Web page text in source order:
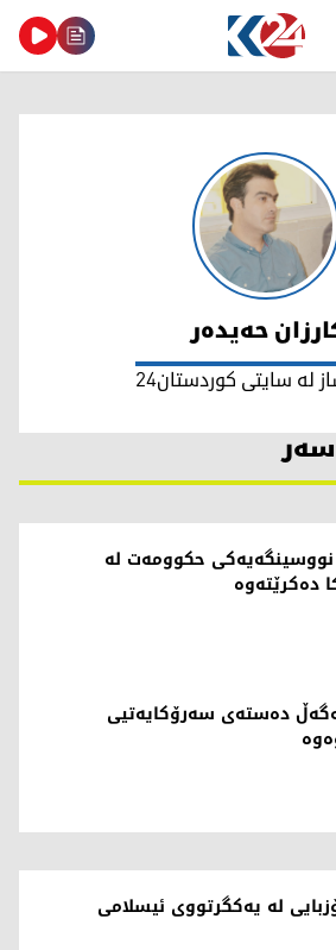
کارزان حەیدەر
حەیدەر
لە سایتی کوردستان24
حکوومەت لە
دەکرێتەوە
دەستەی سەرۆكایەتیی
لە یەکگرتووی ئیسلامی